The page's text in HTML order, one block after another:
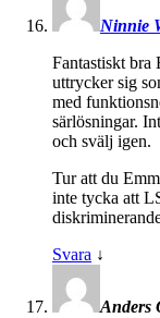
Ninnie
Fantastiskt bra
uttrycker sig
med
särlösningar.
och svälj igen.
Tur att du
inte tycka att
Svara ↓
Anders